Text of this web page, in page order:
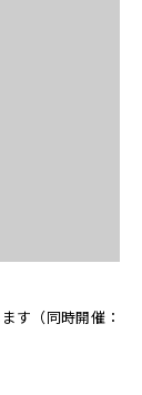
す（同時開催：